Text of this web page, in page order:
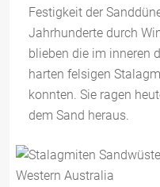
Festigkeit der
Jahrhunderte durch
blieben die im inneren
harten felsigen
konnten. Sie ragen
dem Sand heraus.